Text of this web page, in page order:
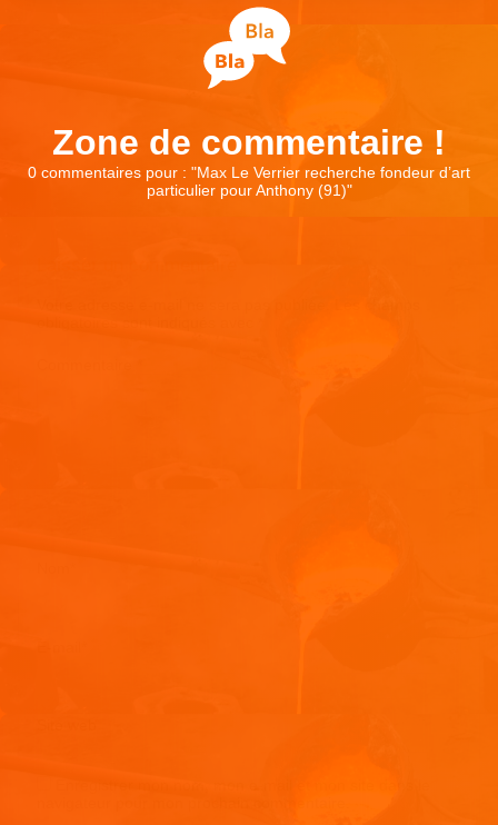
Zone de commentaire !
0 commentaires pour : "Max Le Verrier recherche fondeur d’art
particulier pour Anthony (91)"